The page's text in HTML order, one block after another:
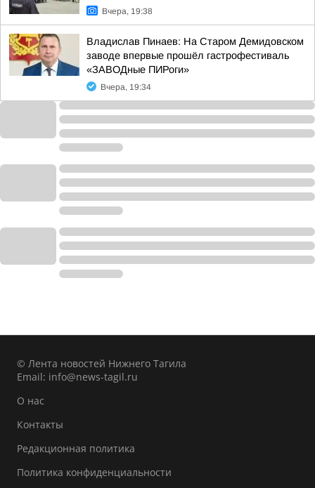
Вчера, 19:38
Владислав Пинаев: На Старом Демидовском
заводе впервые прошёл гастрофестиваль
«ЗАВОДные ПИРоги»
Вчера, 19:34
© Лента новостей Нижнего Тагила
Email: info@news-tagil.ru
О нас
Контакты
Редакционная политика
Политика конфиденциальности